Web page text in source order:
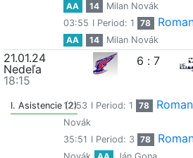
AA
14
Milan Novák
03:55 I Period: 1 78
AA
14 Milan Novák
21.01.24
Nedeľa
18:15
6 : 7
I. Asistencie (2)
12:53 I Period: 1 78
Novák
35:51 I Period: 3 78